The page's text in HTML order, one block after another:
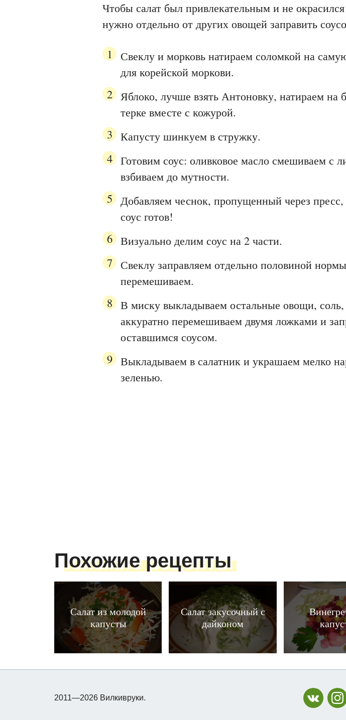
Чтобы салат был привлекательным и не
нужно отдельно от других овощей заправить
Свеклу и морковь натираем соломкой на
для корейской моркови.
Яблоко, лучше взять Антоновку, натираем на
терке вместе с кожурой.
Капусту шинкуем в стружку.
Готовим соус: оливковое масло смешиваем с
взбиваем до мутности.
Добавляем чеснок, пропущенный через
соус готов!
Визуально делим соус на 2 части.
Свеклу заправляем отдельно половиной
перемешиваем.
В миску выкладываем остальные овощи,
аккуратно перемешиваем двумя ложками и
оставшимся соусом.
Выкладываем в салатник и украшаем мелко
зеленью.
Похожие рецепты
Салат из молодой
капусты
Салат закусочный с
дайконом
2011—2026 Вилкивруки.